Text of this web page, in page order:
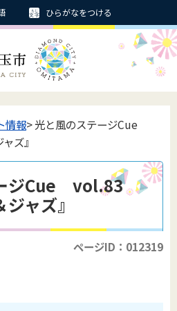
ひらがなをつける
情報> 光と風のステージCue
ズ』
ージCue vol.83
ャズ』
ページID：012319